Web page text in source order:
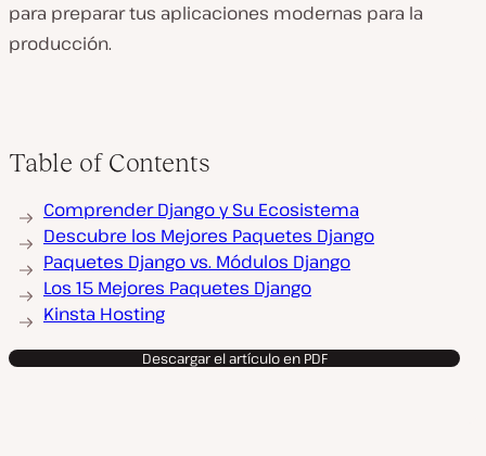
para preparar tus aplicaciones modernas para la
producción.
Table of Contents
Comprender Django y Su Ecosistema
Descubre los Mejores Paquetes Django
Paquetes Django vs. Módulos Django
Los 15 Mejores Paquetes Django
Kinsta Hosting
Descargar el artículo en PDF